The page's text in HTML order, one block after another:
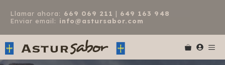
Llamar ahora: 669 069 211 | 649 163 948
Enviar email: info@astursabor.com